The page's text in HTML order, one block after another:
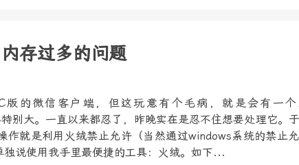
存过多的问题
版的微信客户端，但这玩意有个毛病，就是会有一
别大。一直以来都忍了，昨晚实在是忍不住想要处理它。
作就是利用火绒禁止允许（当然通过windows系统的禁止
说使用我手里最便捷的工具：火绒。如下...